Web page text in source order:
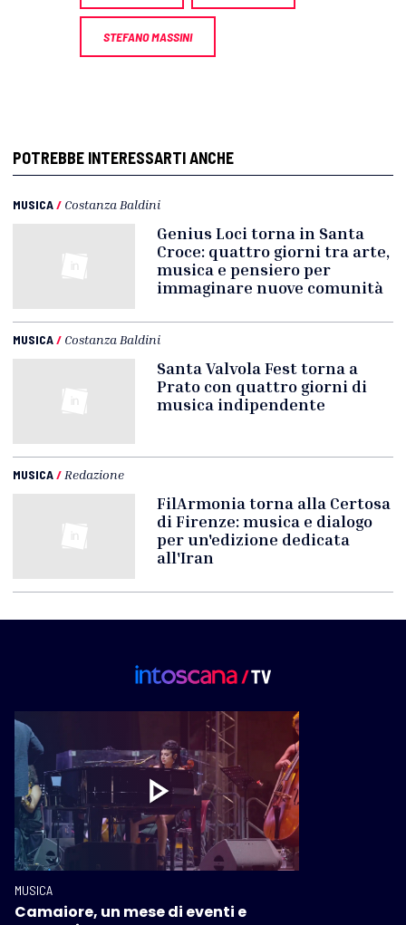
STEFANO MASSINI
POTREBBE INTERESSARTI ANCHE
MUSICA/ Costanza Baldini
Genius Loci torna in Santa
Croce: quattro giorni tra arte,
musica e pensiero per
immaginare nuove comunità
MUSICA/ Costanza Baldini
Santa Valvola Fest torna a
Prato con quattro giorni di
musica indipendente
MUSICA/ Redazione
FilArmonia torna alla Certosa
di Firenze: musica e dialogo
per un'edizione dedicata
all'Iran
MUSICA
Camaiore, un mese di eventi e